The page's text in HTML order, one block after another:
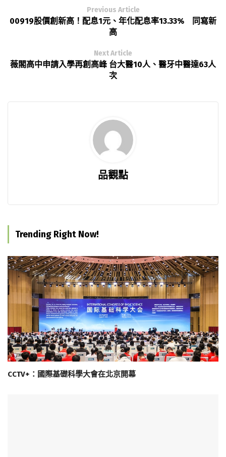
Previous Article
00919股價創新高！配息1元、年化配息率13.33% 同寫新
高
Next Article
薇閣高中申請入學再創高峰 台大醫10人、醫牙中醫達63人
次
品觀點
Trending Right Now!
CCTV+：國際基礎科學大會在北京開幕